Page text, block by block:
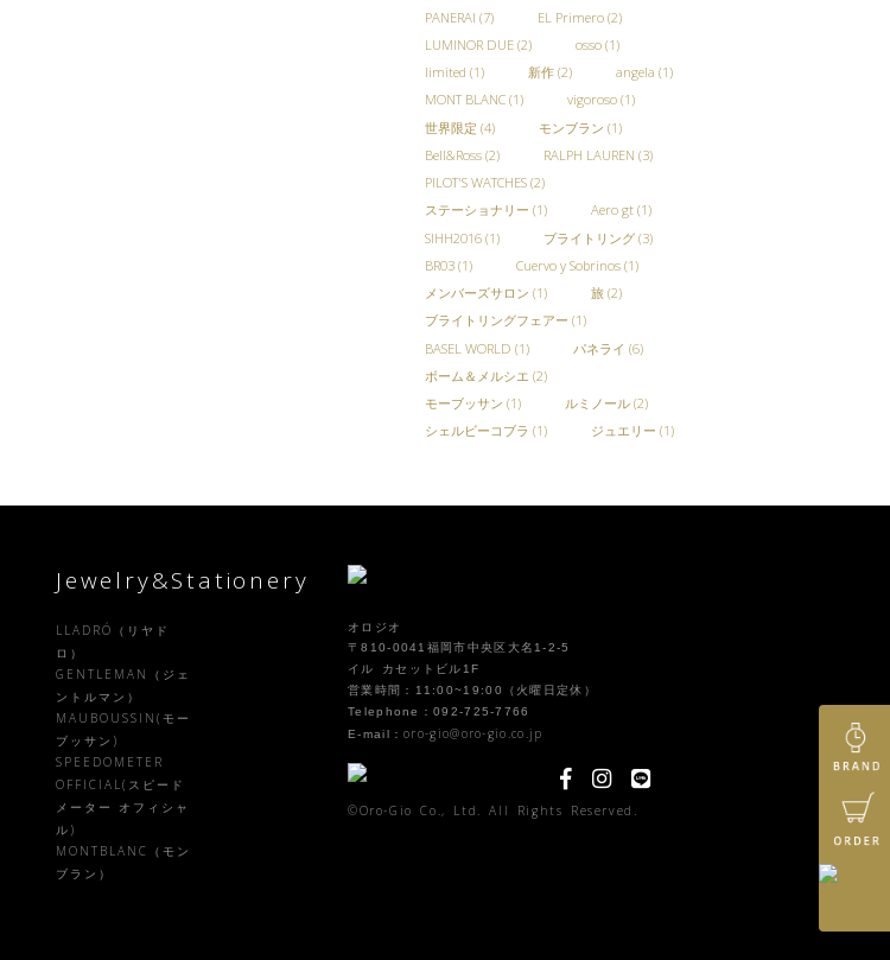
PANERAI (7) EL Primero(2)
LUMINOR DUE(2) osso(1)
limited (1) 新作(2) angela (1)
MONT BLANC(1) vigoroso(1)
世界限定 (4) モンブラン (1)
Bell&Ross(2) RALPH LAUREN (3)
PILOT'S WATCHES(2)
ステーショナリー (1) Aero gt(1)
SIHH2016(1) ブライトリング(3)
BR03(1) Cuervo y Sobrinos(1)
メンバーズサロン (1) 旅(2)
ブライトリングフェアー (1)
BASEL WORLD (1) パネライ (6)
ボーム＆メルシエ (2)
モーブッサン (1) ルミノール(2)
シェルビーコブラ (1) ジュエリー (1)
Jewelry&Stationery
LLADRÓ（リヤド
ロ）
GENTLEMAN（ジェ
ントルマン）
MAUBOUSSIN(モー
ブッサン)
SPEEDOMETER
OFFICIAL(スピード
メーター オフィシャ
ル)
MONTBLANC（モン
ブラン）
オロジオ
〒810-0041福岡市中央区大名1-2-5
イル カセットビル1F
営業時間：11:00~19:00（火曜日定休）
Telephone：092-725-7766
E-mail：oro-gio@oro-gio.co.jp
©Oro-Gio Co., Ltd. All Rights Reserved.